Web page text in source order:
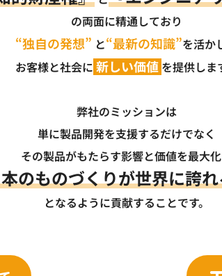
の両面に精通しており
“独自の発想” と“最新の知識”を活か
お客様と社会に 新しい価値 を提供しま
弊社のミッションは
単に製品開発を支援するだけでなく
その製品がもたらす影響と価値を最大
のものづくりが世界に誇
となるように貢献することです。